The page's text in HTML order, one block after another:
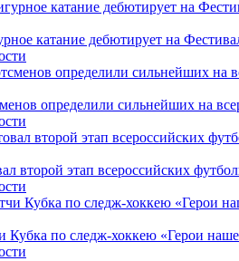
катание дебютирует на
определили сильнейших на
второй этап всероссийских
по следж-хоккею «Герои